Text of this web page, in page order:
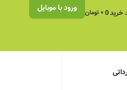
خرید0۰ تومان ورود با موبایل